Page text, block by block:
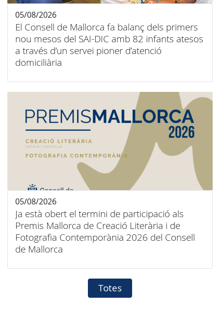
El Consell de Mallorca fa balanç dels primers
nou mesos del SAI-DIC amb 82 infants atesos
a través d’un servei pioner d’atenció
domiciliària
05/08/2026
Ja està obert el termini de participació als
Premis Mallorca de Creació Literària i de
Fotografia Contemporània 2026 del Consell
de Mallorca
05/08/2026
Totes